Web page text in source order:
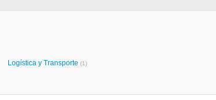
Logística y Transporte (1)